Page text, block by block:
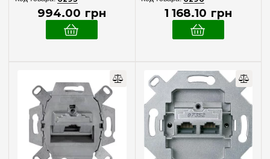
Клавиша 2-я
Панель диммера (светорегулятора)
Панель розетки PC/TF
(1)
Материал изготовления рамки
Натуральный металл (3)
Пластик
994.00 грн 1 168.10 грн